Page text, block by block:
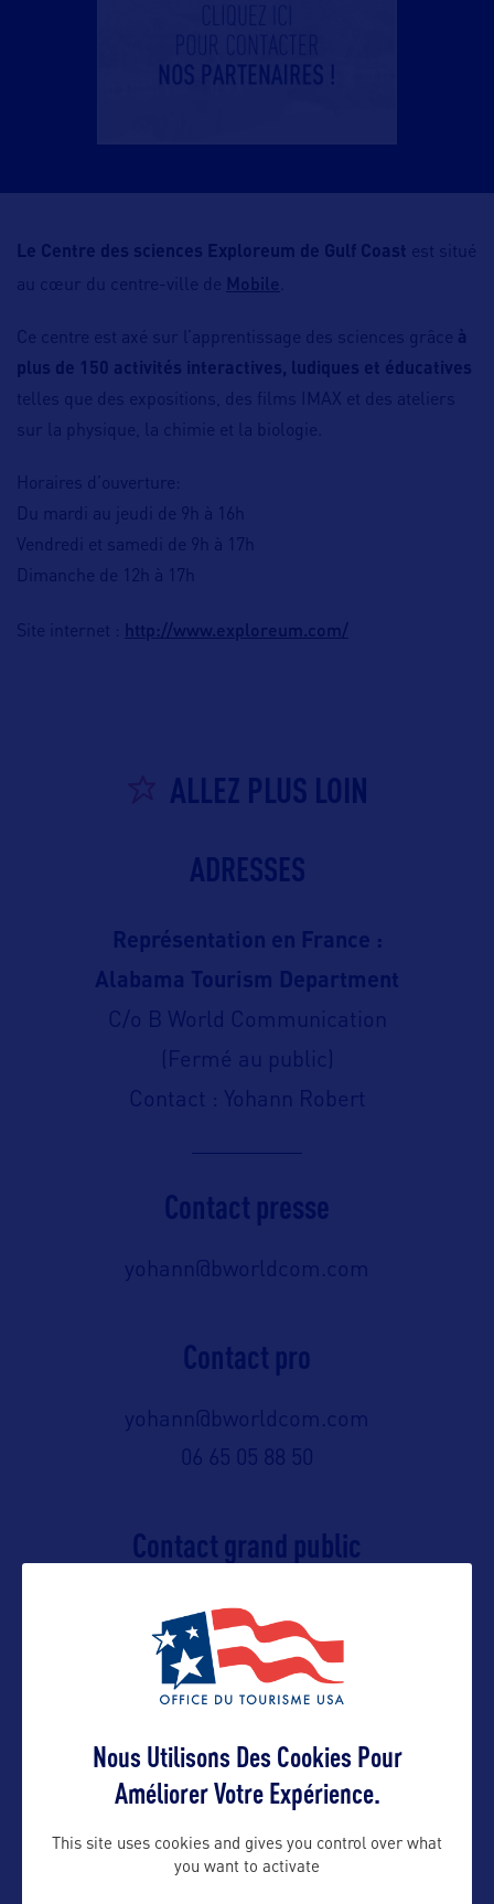
Le Centre des sciences Exploreum de Gulf Coast est situé
au cœur du centre-ville de Mobile
Ce centre est axé sur l’apprentissage des sciences grâce à
plus de 150 activités interactives, ludiques et éducatives
telles que des expositions, des films IMAX et des ateliers
sur la physique, la chimie et la biologie.
Horaires d’ouverture:
Du mardi au jeudi de 9h à 16h
Vendredi et samedi de 9h à 17h
Dimanche de 12h à 17h
Site internet : http://www.exploreum.com/
ALLEZ PLUS LOIN
ADRESSES
Représentation en France :
Alabama Tourism Department
C/o B World Communication
(Fermé au public)
Contact : Yohann Robert
Contact presse
yohann@bworldcom.com
Contact pro
yohann@bworldcom.com
06 65 05 88 50
Contact grand public
yohann@bworldcom.com
Suivre
Nous Utilisons Des Cookies Pour
Améliorer Votre Expérience.
This site uses cookies and gives you control over what
you want to activate